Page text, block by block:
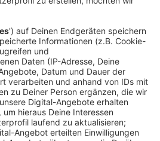
Chancen das dem WSV
Vereins ist der frühere
Mucke. Mit dabei sind
früheren Fußballer Günter
21.04.2021 16:04